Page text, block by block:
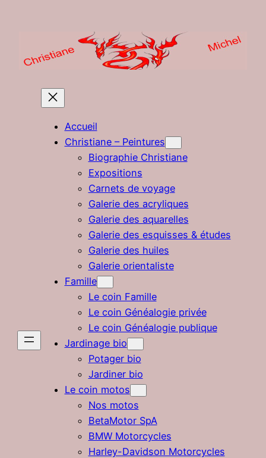
Accueil
Christiane – Peintures
Biographie Christiane
Expositions
Carnets de voyage
Galerie des acryliques
Galerie des aquarelles
Galerie des esquisses & études
Galerie des huiles
Galerie orientaliste
Famille
Le coin Famille
Le coin Généalogie privée
Le coin Généalogie publique
Jardinage bio
Potager bio
Jardiner bio
Le coin motos
Nos motos
BetaMotor SpA
BMW Motorcycles
Harley-Davidson Motorcycles